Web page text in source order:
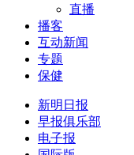
直播
播客
互动新闻
专题
保健
新明日报
早报俱乐部
电子报